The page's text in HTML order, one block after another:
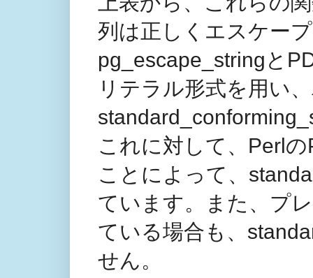
列は正しくエスケー
pg_escape_stringと
リテラル形式を用い
これに対して、Perl
ことによって、
ています。また、プ
ている場合も、
せん。